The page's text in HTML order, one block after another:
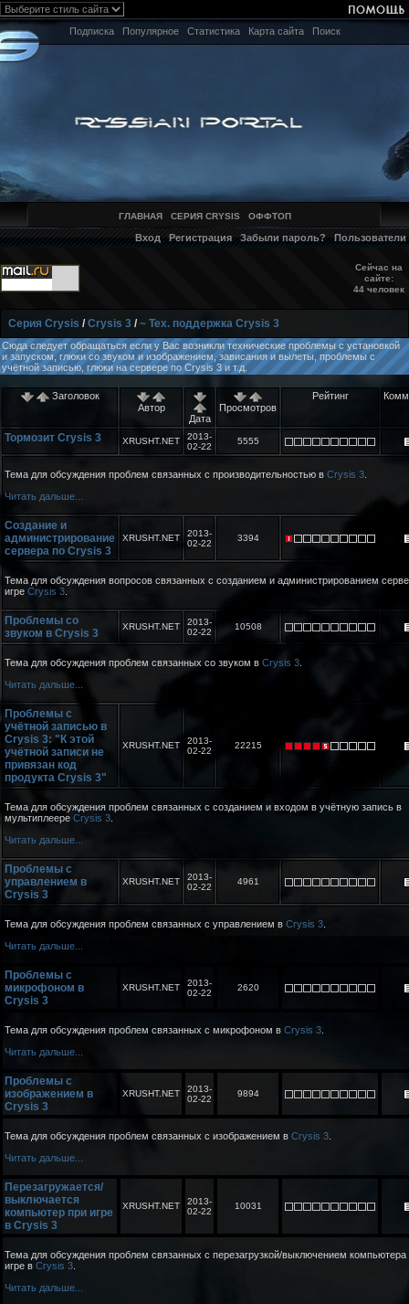
Подписка Популярное Статистика Карта сайта Поиск
ГЛАВНАЯ СЕРИЯ CRYSIS ОФФТОП
Вход Регистрация Забыли пароль? Пользователи
Сейчас на
сайте:
44 человек
Серия Crysis /Crysis 3 /~ Тех. поддержка Crysis 3
Сюда следует обращаться если у Вас возникли технические проблемы с установкой
и запуском, глюки со звуком и изображением, зависания и вылеты, проблемы с
учётной записью, глюки на сервере по Crysis 3 и т.д.
Заголовок
Автор
Дата
Просмотров
Рейтинг
Тормозит Crysis 3 XRUSHT.NET
2013-
02-22
5555
Тема для обсуждения проблем связанных с производительностью в Crysis 3
Читать дальше...
Создание и
администрирование
сервера по Crysis 3
XRUSHT.NET
2013-
02-22
3394
Тема для обсуждения вопросов связанных с созданием и администрированием
игре Crysis 3
Проблемы со
звуком в Crysis 3
XRUSHT.NET
2013-
02-22
10508
Тема для обсуждения проблем связанных со звуком в Crysis 3
Читать дальше...
Проблемы с
учётной записью в
Crysis 3: "К этой
учётной записи не
привязан код
продукта Crysis 3"
XRUSHT.NET
2013-
02-22
22215
Тема для обсуждения проблем связанных с созданием и входом в учётную запись в
мультиплеере Crysis 3
Читать дальше...
Проблемы с
управлением в
Crysis 3
XRUSHT.NET
2013-
02-22
4961
Тема для обсуждения проблем связанных с управлением в Crysis 3
Читать дальше...
Проблемы с
микрофоном в
Crysis 3
XRUSHT.NET
2013-
02-22
2620
Тема для обсуждения проблем связанных с микрофоном в Crysis 3
Читать дальше...
Проблемы с
изображением в
Crysis 3
XRUSHT.NET
2013-
02-22
9894
Тема для обсуждения проблем связанных с изображением в Crysis 3
Читать дальше...
Перезагружается/
выключается
компьютер при игре
в Crysis 3
XRUSHT.NET
2013-
02-22
10031
Тема для обсуждения проблем связанных с перезагрузкой/выключением компьютера
игре в Crysis 3
Читать дальше...